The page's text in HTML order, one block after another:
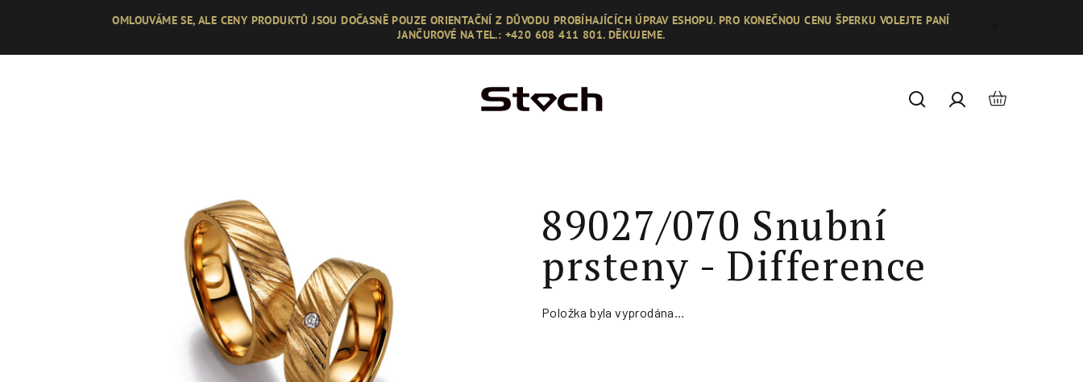
OMLOUVÁME SE, ALE CENY PRODUKTŮ JSOU DOČASNĚ POUZE ORIENTAČNÍ Z DŮVODU PROBÍHAJÍCÍCH ÚPRAV ESHOPU. PRO KONEČNOU CENU ŠPERKU VOLEJTE PANÍ
JANČUROVÉ NA TEL.: +420 608 411 801. DĚKUJEME.
HledatPřihlášení
Nákupní
89027/070 Snubní
prsteny - Difference
Položka byla vyprodána…